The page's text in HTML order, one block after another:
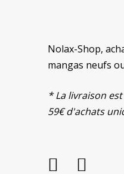
Nolax-Shop,
mangas neufs
* La livraison
59€ d'achats